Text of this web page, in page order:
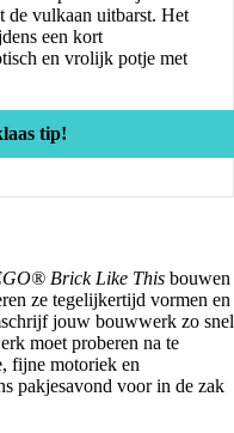
de vulkaan uitbarst. Het
een kort
en vrolijk potje met
tip!
Brick Like This bouwen
ze tegelijkertijd vormen en
jouw bouwwerk zo snel
moet proberen na te
fijne motoriek en
pakjesavond voor in de zak